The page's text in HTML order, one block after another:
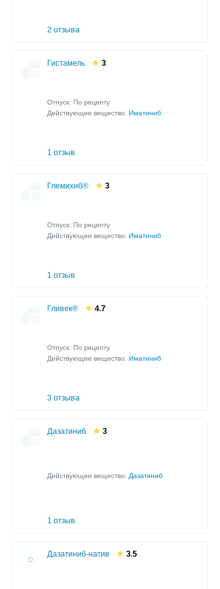
2 отзыва
Гистамель 3
Отпуск: По рецепту
Действующее вещество: Иматиниб
1 отзыв
Глемихиб® 3
Отпуск: По рецепту
Действующее вещество: Иматиниб
1 отзыв
Гливек® 4.7
Отпуск: По рецепту
Действующее вещество: Иматиниб
3 отзыва
Дазатиниб 3
Действующее вещество: Дазатиниб
1 отзыв
Дазатиниб-натив 3.5